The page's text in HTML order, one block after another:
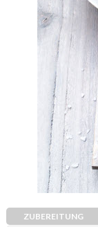
ZUBEREITUNG